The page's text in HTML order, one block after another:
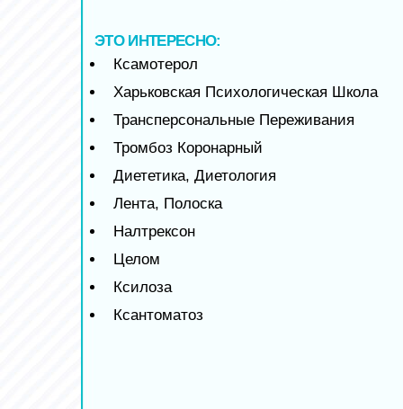
ЭТО ИНТЕРЕСНО:
Ксамотерол
Харьковская Психологическая Школа
Трансперсональные Переживания
Тромбоз Коронарный
Диететика, Диетология
Лента, Полоска
Налтрексон
Целом
Ксилоза
Ксантоматоз